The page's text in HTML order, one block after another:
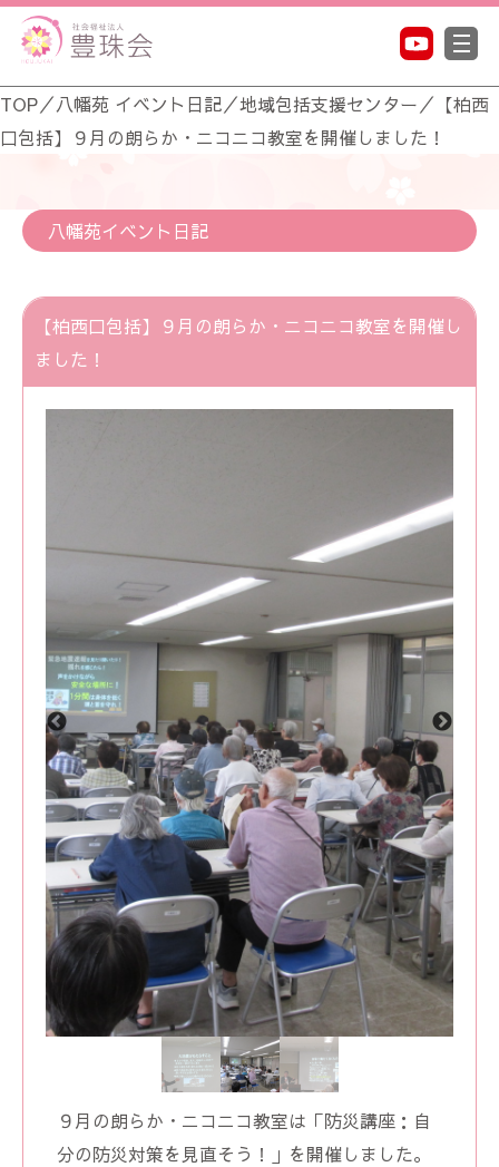
TOP／八幡苑 イベント日記／地域包括支援センター／ 【柏西
口包括】９月の朗らか・ニコニコ教室を開催しました！
八幡苑イベント日記
【柏西口包括】９月の朗らか・ニコニコ教室を開催し
ました！
９月の朗らか・ニコニコ教室は「防災講座：自
分の防災対策を見直そう！」を開催しました。